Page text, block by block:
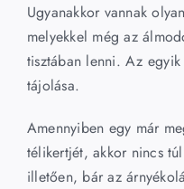
Ugyanakkor vannak
melyekkel még az
tisztában lenni. Az
tájolása.
Amennyiben egy már
télikertjét, akkor nincs
illetően, bár az